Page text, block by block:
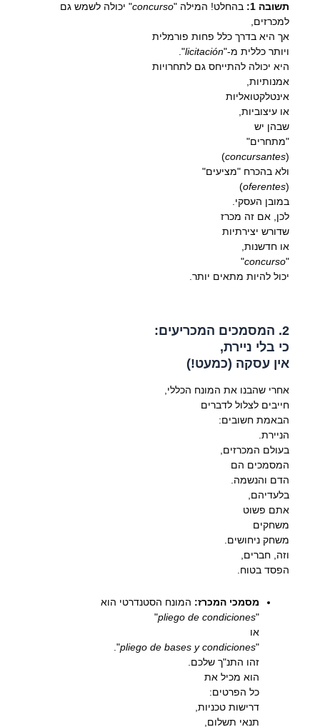
תשובה 1: בהחלט! המילה "concurso" יכולה לשמש גם
למכרזים,
אך היא בדרך כלל פחות פורמלית
ויותר כללית מ-"licitación
".
היא יכולה להתייחס גם לתחרויות
אמנותיות,
אינטלקטואליות
או עיצוביות,
שבהן יש
"מתחרים"
(
concursantes
)
ולא בהכרח "מציעים"
(
oferentes
)
במובן העסקי.
לכן, אם זה מכרז
שדורש יצירתיות
או חדשנות,
"
concurso
"
יכול להיות מתאים יותר.
2. המסמכים המכריעים:
כי בלי ניירת,
אין עסקה (כמעט!)
אחרי שהבנו את המונח הכללי,
חייבים לצלול לדברים
הבאמת חשובים:
הניירת.
בעולם המכרזים,
המסמכים הם
הדם והנשמה.
בלעדיהם,
אתם פשוט
משחקים
משחק ניחושים.
וזה, חברים,
הפסד בטוח.
מסמכי המכרז: המונח הסטנדרטי הוא
"
pliego de condiciones
"
או
"
pliego de bases y condiciones
".
זהו התנ"ך שלכם.
הוא מכיל את
כל הפרטים:
דרישות טכניות,
תנאי תשלום,